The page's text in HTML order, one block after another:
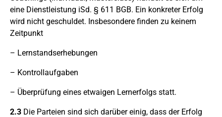
eine Dienstleistung iSd. § 611 BGB. Ein konkreter Erfolg
wird nicht geschuldet. Insbesondere finden zu keinem
Zeitpunkt
– Lernstandserhebungen
– Kontrollaufgaben
– Überprüfung eines etwaigen Lernerfolgs statt.
2.3 Die Parteien sind sich darüber einig, dass der Erfolg